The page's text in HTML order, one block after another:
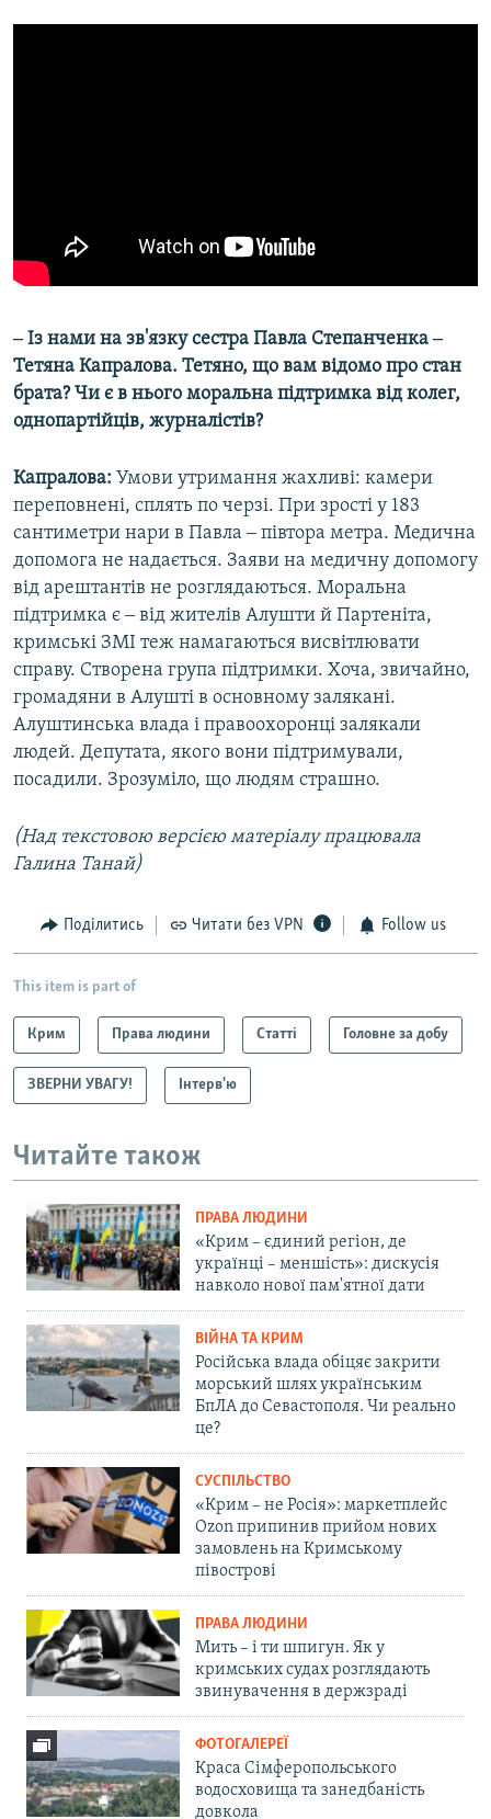
‒ Із нами на зв'язку сестра Павла Степанченка ‒
Тетяна Капралова. Тетяно, що вам відомо про стан
брата? Чи є в нього моральна підтримка від колег,
однопартійців, журналістів?
Капралова: Умови утримання жахливі: камери
переповнені, сплять по черзі. При зрості у 183
сантиметри нари в Павла ‒ півтора метра. Медична
допомога не надається. Заяви на медичну допомогу
від арештантів не розглядаються. Моральна
підтримка є ‒ від жителів Алушти й Партеніта,
кримські ЗМІ теж намагаються висвітлювати
справу. Створена група підтримки. Хоча, звичайно,
громадяни в Алушті в основному залякані.
Алуштинська влада і правоохоронці залякали
людей. Депутата, якого вони підтримували,
посадили. Зрозуміло, що людям страшно.
(Над текстовою версією матеріалу працювала
Галина Танай)
Поділитись Читати без VPN Follow us
This item is part of
Крим Права людини Статті Головне за добу
ЗВЕРНИ УВАГУ! Інтерв'ю
Читайте також
ПРАВА ЛЮДИНИ
«Крим – єдиний регіон, де
українці – меншість»: дискусія
навколо нової пам'ятної дати
ВІЙНА ТА КРИМ
Російська влада обіцяє закрити
морський шлях українським
БпЛА до Севастополя. Чи реально
це?
СУСПІЛЬСТВО
«Крим – не Росія»: маркетплейс
Ozon припинив прийом нових
замовлень на Кримському
півострові
ПРАВА ЛЮДИНИ
Мить – і ти шпигун. Як у
кримських судах розглядають
звинувачення в держзраді
ФОТОГАЛЕРЕЇ
Краса Сімферопольського
водосховища та занедбаність
довкола